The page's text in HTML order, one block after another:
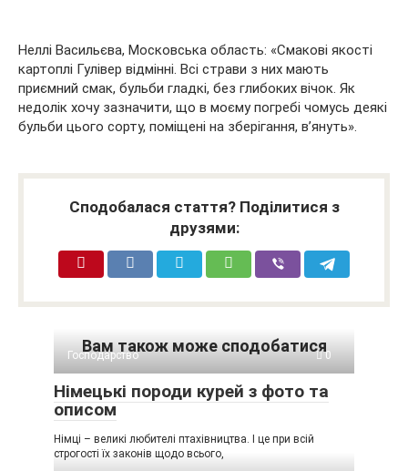
Неллі Васильєва, Московська область: «Смакові якості
картоплі Гулівер відмінні. Всі страви з них мають
приємний смак, бульби гладкі, без глибоких вічок. Як
недолік хочу зазначити, що в моєму погребі чомусь деякі
бульби цього сорту, поміщені на зберігання, в’януть».
Сподобалася стаття? Поділитися з
друзями:
Вам також може сподобатися
Господарство 0
Німецькі породи курей з фото та
описом
Німці – великі любителі птахівництва. І це при всій
строгості їх законів щодо всього,